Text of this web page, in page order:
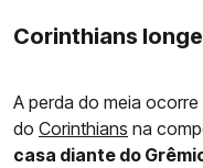
Corinthians
A perda do meia
do Corinthians na
casa diante do